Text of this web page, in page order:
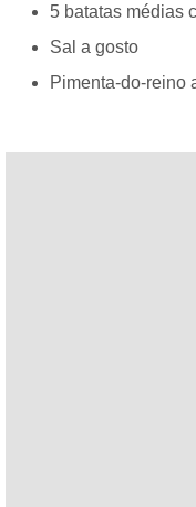
5 batatas médias
Sal a gosto
Pimenta-do-reino